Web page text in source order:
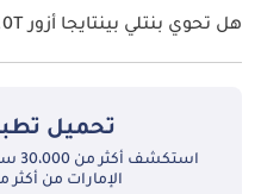
هل تحوي بنتلي بينتايجا أزور 4.0T فتحة سقف؟
نعم توفر بنتلي بينتايجا أزور 4.0T فتحة السقف كخيار.
تحميل
الإمارات من أكثر من 350 وكيل